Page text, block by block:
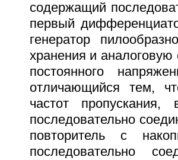
содержащий
первый
генератор
хранения и аналоговую
постоянного
отличающийся тем,
частот
последовательно
повторитель с
последовательно